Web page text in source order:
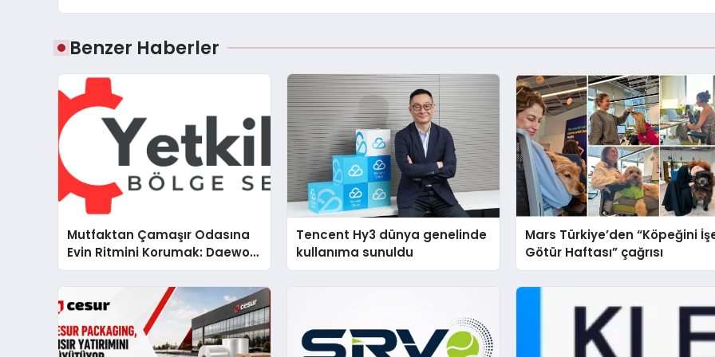
Benzer Haberler
Mutfaktan Çamaşır Odasına
Evin Ritmini Korumak: Daewoo
Cihazlarında Dürüst Teknik
Destek Deneyimi
Tencent Hy3 dünya genelinde
kullanıma sunuldu
Mars Türkiye’den “Köpeğini
Götür Haftası” çağrısı